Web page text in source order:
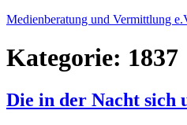
Zum
springen
Medienberatung und Vermittlung
Kategorie: 1837
Die in der Nacht sich